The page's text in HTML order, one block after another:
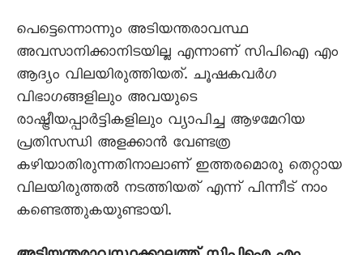
പെട്ടെന്നൊന്നും അടിയന്തരാവസ്ഥ
അവസാനിക്കാനിടയില്ല എന്നാണ് സിപിഐ എം
ആദ്യം വിലയിരുത്തിയത്. ചൂഷകവർഗ
വിഭാഗങ്ങളിലും അവയുടെ
രാഷ്ട്രീയപ്പാർട്ടികളിലും വ്യാപിച്ച ആഴമേറിയ
പ്രതിസന്ധി അളക്കാൻ വേണ്ടത്ര
കഴിയാതിരുന്നതിനാലാണ് ഇത്തരമൊരു തെറ്റായ
വിലയിരുത്തൽ നടത്തിയത് എന്ന് പിന്നീട് നാം
കണ്ടെത്തുകയുണ്ടായി.